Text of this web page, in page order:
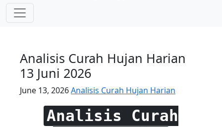
Analisis Curah Hujan Harian
13 Juni 2026
June 13, 2026Analisis Curah Hujan Harian
Analisis Curah